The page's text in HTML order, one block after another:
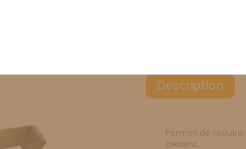
Description
Permet de
besoins.